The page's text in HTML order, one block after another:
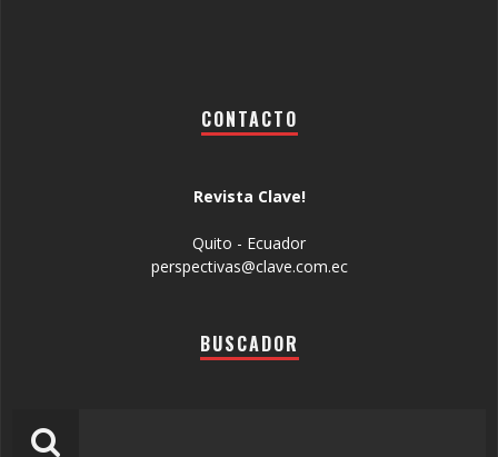
CONTACTO
Revista Clave!
Quito - Ecuador
perspectivas@clave.com.ec
BUSCADOR